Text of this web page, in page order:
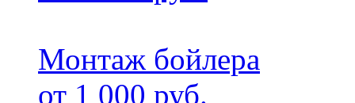
Монтаж бойлера
от 1 000 руб.